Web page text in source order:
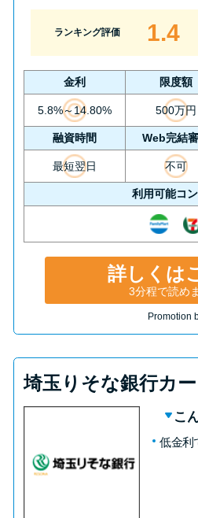
ランキング評価 1.4
金利 限度額
5.8%～14.80% 500万円
融資時間 Web完結
最短翌日 不可
利用可能コ
詳しくは
3分程で読め
Promotion
埼玉りそな銀行カ
こ
低金利